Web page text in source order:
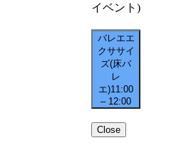
イベント)
バレエエ
クササイ
ズ(床バ
レ
エ)11:00
– 12:00
Close